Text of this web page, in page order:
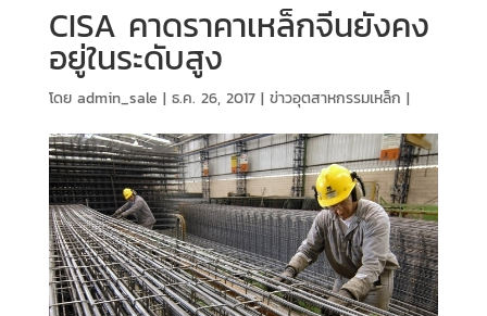
CISA คาดราคาเหล็กจีนยังคง
อยู่ในระดับสูง
โดย admin_sale | ธ.ค. 26, 2017| ข่าวอุตสาหกรรมเหล็ก |